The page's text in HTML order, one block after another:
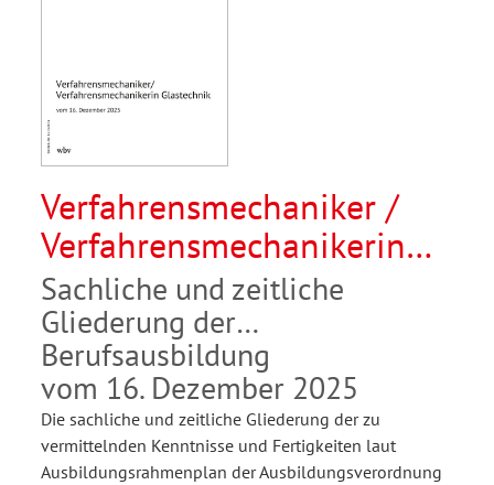
Verfahrensmechaniker /
Verfahrensmechanikerin
Glastechnik
Sachliche und zeitliche
Gliederung der
Berufsausbildung
vom 16. Dezember 2025
Die sachliche und zeitliche Gliederung der zu
vermittelnden Kenntnisse und Fertigkeiten laut
Ausbildungsrahmenplan der Ausbildungsverordnung